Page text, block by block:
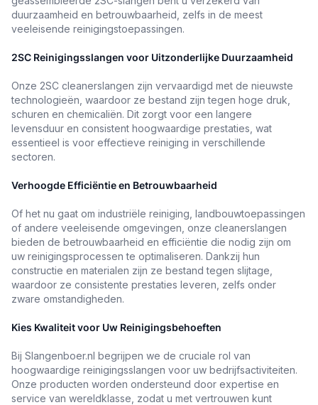
duurzaamheid en betrouwbaarheid, zelfs in de meest
veeleisende reinigingstoepassingen.
2SC Reinigingsslangen voor Uitzonderlijke Duurzaamheid
Onze 2SC cleanerslangen zijn vervaardigd met de nieuwste
technologieën, waardoor ze bestand zijn tegen hoge druk,
schuren en chemicaliën. Dit zorgt voor een langere
levensduur en consistent hoogwaardige prestaties, wat
essentieel is voor effectieve reiniging in verschillende
sectoren.
Verhoogde Efficiëntie en Betrouwbaarheid
Of het nu gaat om industriële reiniging, landbouwtoepassingen
of andere veeleisende omgevingen, onze cleanerslangen
bieden de betrouwbaarheid en efficiëntie die nodig zijn om
uw reinigingsprocessen te optimaliseren. Dankzij hun
constructie en materialen zijn ze bestand tegen slijtage,
waardoor ze consistente prestaties leveren, zelfs onder
zware omstandigheden.
Kies Kwaliteit voor Uw Reinigingsbehoeften
Bij Slangenboer.nl begrijpen we de cruciale rol van
hoogwaardige reinigingsslangen voor uw bedrijfsactiviteiten.
Onze producten worden ondersteund door expertise en
service van wereldklasse, zodat u met vertrouwen kunt